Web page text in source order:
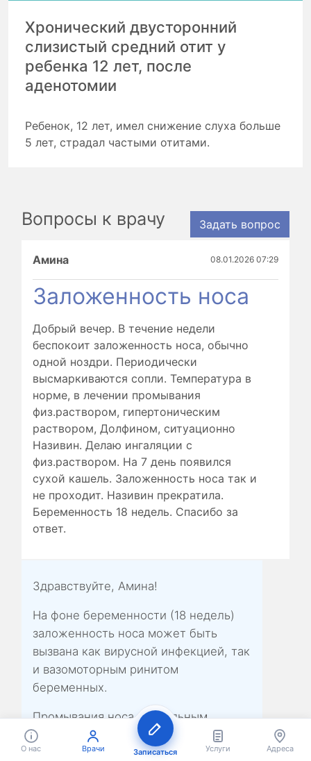
Хронический двусторонний
слизистый средний отит у
ребенка 12 лет, после
аденотомии
Ребенок, 12 лет, имел снижение слуха больше
5 лет, страдал частыми отитами.
Вопросы к врачу Задать вопрос
Амина 08.01.2026 07:29
Заложенность носа
Добрый вечер. В течение недели
беспокоит заложенность носа, обычно
одной ноздри. Периодически
высмаркиваются сопли. Температура в
норме, в лечении промывания
физ.раствором, гипертоническим
раствором, Долфином, ситуационно
Називин. Делаю ингаляции с
физ.раствором. На 7 день появился
сухой кашель. Заложенность носа так и
не проходит. Називин прекратила.
Беременность 18 недель. Спасибо за
ответ.
Здравствуйте, Амина!
На фоне беременности (18 недель)
заложенность носа может быть
вызвана как вирусной инфекцией, так
и вазомоторным ринитом
беременных.
Промывания носа стерильным
физраствором или средствами на
основе морской воды - безопасны.
О нас Врачи Записаться Услуги Адреса